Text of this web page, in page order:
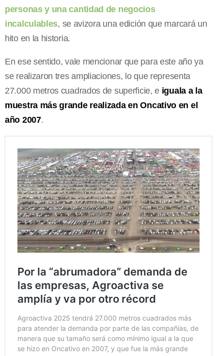
personas y una cantidad de negocios
incalculables, se avizora una edición que marcará un
hito en la historia.
En ese sentido, vale mencionar que para este año ya
se realizaron tres ampliaciones, lo que representa
27.000 metros cuadrados de superficie, e iguala a la
muestra más grande realizada en Oncativo en el
año 2007.